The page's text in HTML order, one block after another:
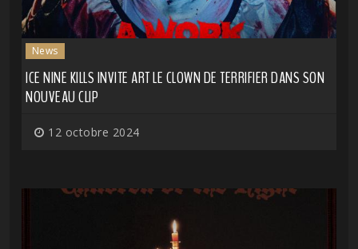
News
ICE NINE KILLS INVITE ART LE CLOWN DE TERRIFIER DANS SON
NOUVEAU CLIP
12 octobre 2024